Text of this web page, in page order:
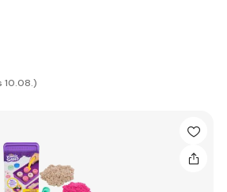
10.08.)